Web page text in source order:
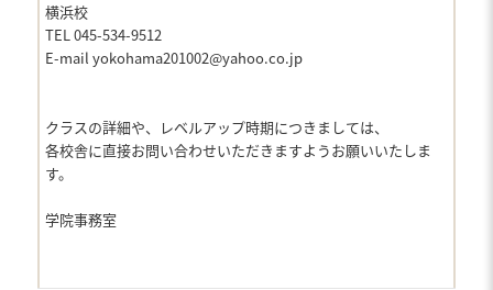
横浜校
TEL 045-534-9512
E-mail yokohama201002@yahoo.co.jp
クラスの詳細や、レベルアップ時期につきましては、
各校舎に直接お問い合わせいただきますようお願いいたしま
す。
学院事務室